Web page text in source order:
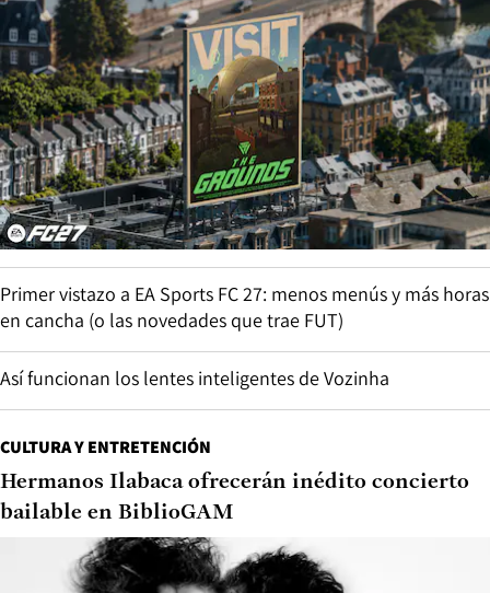
Primer vistazo a EA Sports FC 27: menos menús y más horas
en cancha (o las novedades que trae FUT)
Así funcionan los lentes inteligentes de Vozinha
CULTURA Y ENTRETENCIÓN
Hermanos Ilabaca ofrecerán inédito concierto
bailable en BiblioGAM